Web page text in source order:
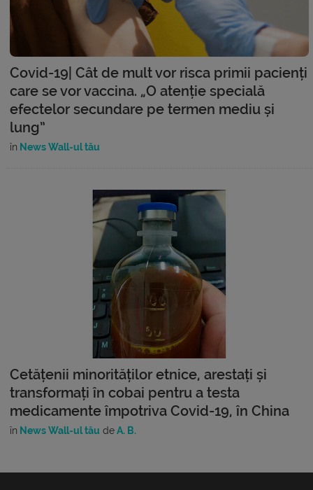
Covid-19| Cât de mult vor risca primii pacienți
care se vor vaccina. „O atenție specială
efectelor secundare pe termen mediu și
lung”
în News Wall-ul tău
Cetățenii minorităților etnice, arestați și
transformați în cobai pentru a testa
medicamente împotriva Covid-19, în China
în News Wall-ul tău deA. B.